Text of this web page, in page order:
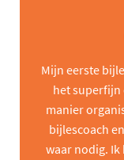
Mijn eerste
het superfijn
manier
bijlescoach
waar nodig.